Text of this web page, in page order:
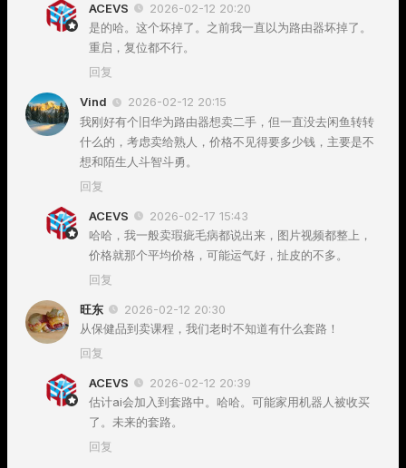
ACEVS
2026-02-12 20:20
是的哈。这个坏掉了。之前我一直以为路由器坏掉了。
重启，复位都不行。
回复
Vind
2026-02-12 20:15
我刚好有个旧华为路由器想卖二手，但一直没去闲鱼转转
什么的，考虑卖给熟人，价格不见得要多少钱，主要是不
想和陌生人斗智斗勇。
回复
ACEVS
2026-02-17 15:43
哈哈，我一般卖瑕疵毛病都说出来，图片视频都整上，
价格就那个平均价格，可能运气好，扯皮的不多。
回复
旺东
2026-02-12 20:30
从保健品到卖课程，我们老时不知道有什么套路！
回复
ACEVS
2026-02-12 20:39
估计ai会加入到套路中。哈哈。可能家用机器人被收买
了。未来的套路。
回复